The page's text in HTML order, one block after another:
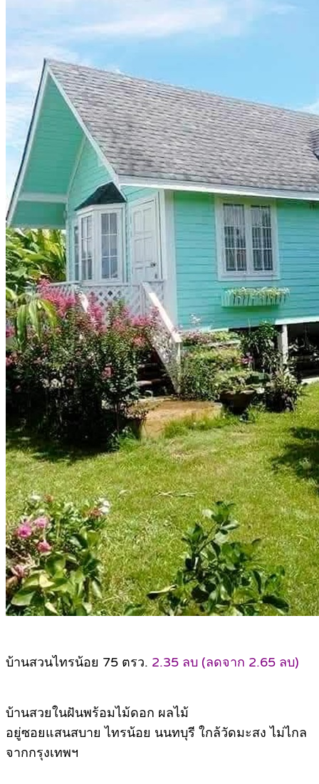
บ้านสวนไทรน้อย 75 ตรว. 2.35 ลบ (ลดจาก 2.65 ลบ)
บ้านสวยในฝันพร้อมไม้ดอก ผลไม้
อยู่ซอยแสนสบาย ไทรน้อย นนทบุรี ใกล้วัดมะสง ไม่ไกล
จากกรุงเทพฯ